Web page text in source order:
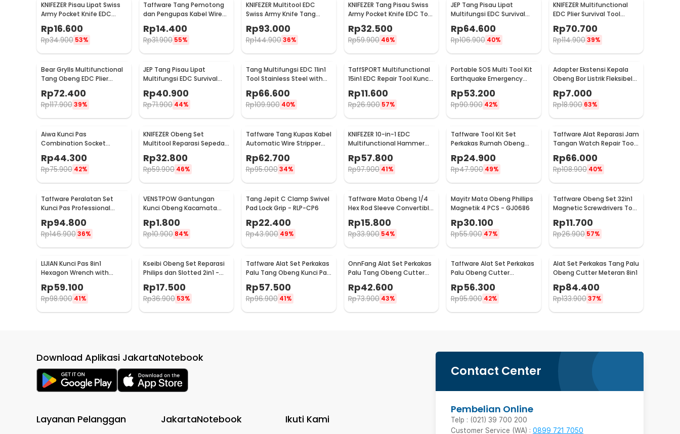
KNIFEZER Pisau Lipat Swiss
Army Pocket Knife EDC
Multifungsi 11in1 - A3011
Rp16.600
Rp34.900 53%
Taffware Tang Pemotong
dan Pengupas Kabel Wire
Rp14.400
Rp31.900 55%
KNIFEZER Multitool EDC
Swiss Army Knife Tang
Kunci Pas Stainless Steel -
MPG05
Rp93.000
Rp144.900 36%
KNIFEZER Tang Pisau Swiss
Army Pocket Knife EDC Tool
Stainless Steel - A3009
Rp32.500
Rp59.900 46%
JEP Tang Pisau Lipat
Multifungsi EDC Survival
Tool Stainless Steel -
MPA22S
Rp64.600
Rp106.900 40%
KNIFEZER Multifunctional
EDC Plier Survival Tool
Rp70.700
Rp114.90039%
Bear Grylls Multifunctional
Tang Obeng EDC Plier
Rp72.400
Rp117.900 39%
JEP Tang Pisau Lipat
Multifungsi EDC Survival
MPA13
Rp40.900
Rp71.900 44%
Tang Multifungsi EDC 11in1
Tool Stainless Steel with
Lock System - MPA01
Rp66.600
Rp109.900 40%
TaffSPORT Multifunctional
15in1 EDC Repair Tool Kunci
Pas Hex Obeng - HW0668
Rp11.600
Rp26.900 57%
Portable SOS Multi Tool Kit
Earthquake Emergency
Outdoor Survival - JT21
Rp53.200
Rp90.900 42%
Adapter Ekstensi Kepala
Obeng Bor Listrik Fleksibel
Rp7.000
Rp18.900 63%
Aiwa Kunci Pas
Combination Socket
Wrench Set 1/4 Ratchet 40
PCS - DB2020
Rp44.300
Rp75.900 42%
KNIFEZER Obeng Set
Multitool Reparasi Sepeda
Swiss Army EDC 11in1 - T25
Rp32.800
Rp59.900 46%
Taffware Tang Kupas Kabel
Automatic Wire Stripper
Cutter Crimper - TK0742
Rp62.700
Rp95.000 34%
KNIFEZER 10-in-1 EDC
Multifunctional Hammer
Tool for Camping Survival -
WL-9003
Rp57.800
Rp97.900 41%
Taffware Tool Kit Set
Perkakas Rumah Obeng
KS-011
Rp24.900
Rp47.900 49%
Taffware Alat Reparasi Jam
Tangan Watch Repair Tool
Kit Lengkap 13in1 - SC8005
Rp66.000
Rp108.900 40%
Taffware Peralatan Set
Kunci Pas Professional
Tools 53in1 - CR-V53
Rp94.800
Rp146.900 36%
VENSTPOW Gantungan
Kunci Obeng Kacamata
Screwdriver Plus Minus
Hexagon - V001
Rp1.800
Rp10.900 84%
Tang Jepit C Clamp Swivel
Pad Lock Grip - RLP-CP6
Rp22.400
Rp43.900 49%
Taffware Mata Obeng 1/4
Hex Rod Sleeve Convertible
Joints 8 PCS
Rp15.800
Rp33.900 54%
Mayitr Mata Obeng Phillips
Magnetik 4 PCS - GJ0686
Rp30.100
Rp55.900 47%
Taffware Obeng Set 32in1
Magnetic Screwdrivers Tool
Rp11.700
Rp26.900 57%
LIJIAN Kunci Pas 8in1
Hexagon Wrench with
Rp59.100
Rp98.900 41%
Kseibi Obeng Set Reparasi
Philips dan Slotted 2in1 -
Rp17.500
Rp36.900 53%
Taffware Alat Set Perkakas
Palu Tang Obeng Kunci Pas
Rp57.500
Rp96.900 41%
OnnFang Alat Set Perkakas
Palu Tang Obeng Cutter
Meteran 8in1 - YL-8009A
Rp42.600
Rp73.900 43%
Taffware Alat Set Perkakas
Palu Obeng Cutter
Meteran 8in1
Rp56.300
Rp95.900 42%
Alat Set Perkakas Tang Palu
Obeng Cutter Meteran 8in1
Rp84.400
Rp133.90037%
Contact Center
Pembelian Online
Telp : (021) 39 700 200
Customer Service (WA) : 0899 721 7050
Download Aplikasi JakartaNotebook
Layanan Pelanggan JakartaNotebook Ikuti Kami